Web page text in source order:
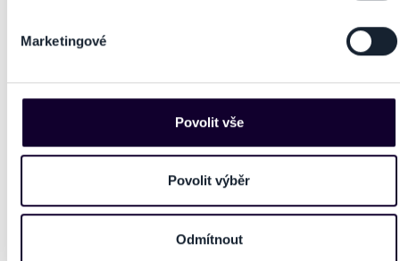
volbu můžete kdykoliv změnit v zápatí stránky v záložce
Brno, Ostrava
Český Krumlov, Šumperk, Turnov,
Luhačovice, Pardubice, Třinec,
Varnsdorf, Ústí nad Labem,